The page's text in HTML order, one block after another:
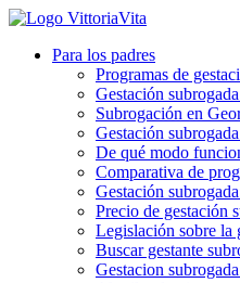
Para los padres
Programas de
Gestación
Subrogación en
Gestación
De qué modo
Comparativa de
Gestación
Precio de gestación
Legislación sobre la
Buscar gestante
Gestacion